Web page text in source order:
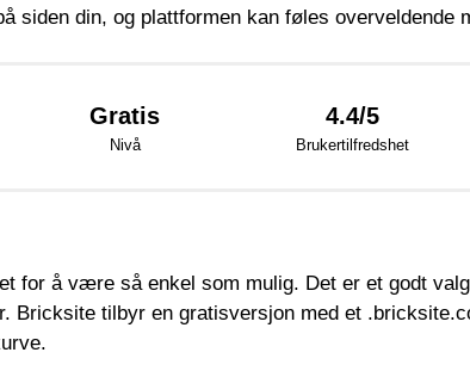
siden din, og plattformen kan føles overveldende
Gratis
Nivå
4.4/5
Brukertilfredshet
for å være så enkel som mulig. Det er et godt
Bricksite tilbyr en gratisversjon med et